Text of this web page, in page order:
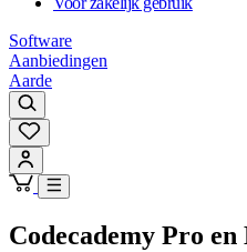
Software
Aanbiedingen
Aarde
Codecademy Pro